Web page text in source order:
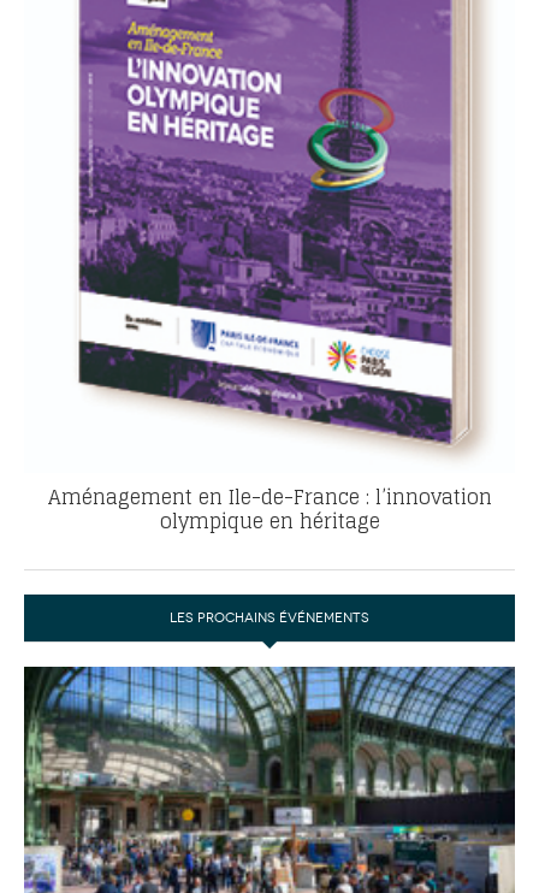
Aménagement en Ile-de-France : l’innovation
olympique en héritage
LES PROCHAINS ÉVÉNEMENTS